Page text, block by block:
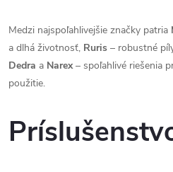
Medzi najspoľahlivejšie značky patria
a dlhá životnosť, Ruris – robustné
Dedra a Narex– spoľahlivé riešenia
použitie.